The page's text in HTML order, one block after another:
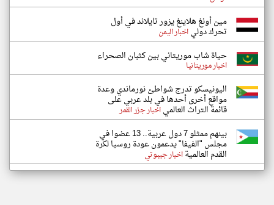
مين أونغ هلاينغ يزور تايلاند في أول
تحرك دولياخبار اليمن
حياة شاب موريتاني بين كثبان الصحراء
اخبار موريتانيا
اليونيسكو تدرج شواطئ نورماندي وعدة
مواقع أخرى أحدها في بلد عربي على
قائمة التراث العالمياخبار جزر القمر
بينهم ممثلو 7 دول عربية.. 13 عضوا في
مجلس "الفيفا" يدعمون عودة روسيا لكرة
القدم العالميةاخبار جيبوتي